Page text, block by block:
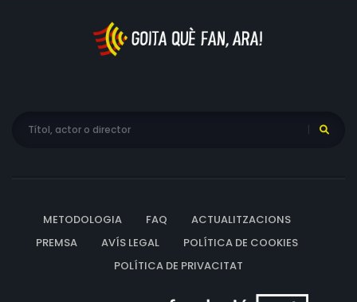
METODOLOGIA FAQ
ACTUALITZACIONS
PREMSA
AVÍS LEGAL
POLÍTICA DE COOKIES
POLÍTICA DE PRIVACITAT